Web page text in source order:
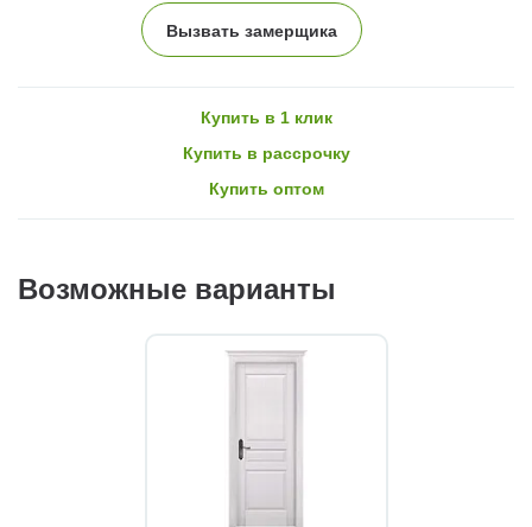
Вызвать замерщика
Купить в 1 клик
Купить в рассрочку
Купить оптом
Возможные варианты